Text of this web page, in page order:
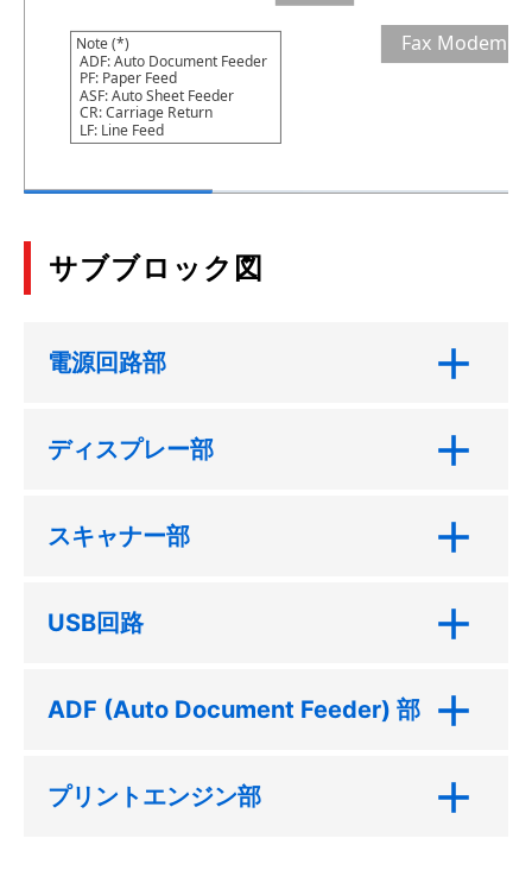
Fax Modem
Note (*)
ADF: Auto Document Feeder
PF: Paper Feed
ASF: Auto Sheet Feeder
CR: Carriage Return
LF: Line Feed
サブブロック図
電源回路部
ディスプレー部
スキャナー部
USB回路
ADF (Auto Document Feeder) 部
プリントエンジン部